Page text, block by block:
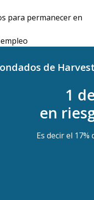
para permanecer en
de
1
en
Es decir el